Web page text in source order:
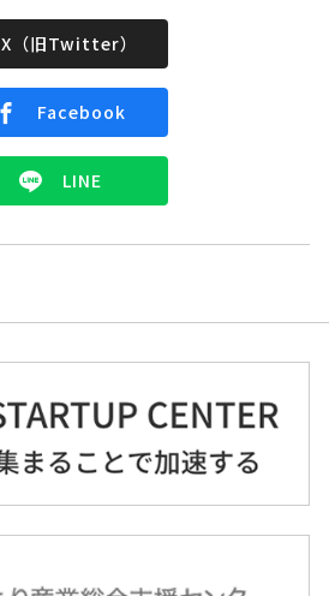
X（旧Twitter）
Facebook
LINE